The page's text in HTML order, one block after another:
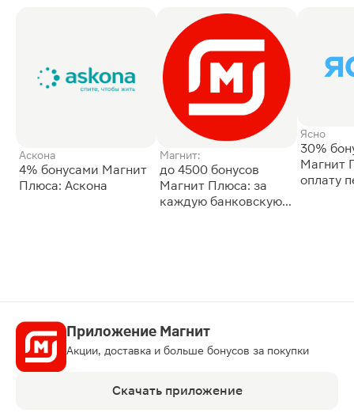
Аскона
4% бонусами Магнит
Плюса: Аскона
Магнит:
до 4500 бонусов
Магнит Плюса: за
каждую банковскую
Ясно
30%
Магнит
оплату
Приложение Магнит
Акции, доставка и больше бонусов за покупки
Скачать приложение